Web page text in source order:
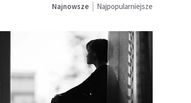
Najnowsze Najpopularniejsze